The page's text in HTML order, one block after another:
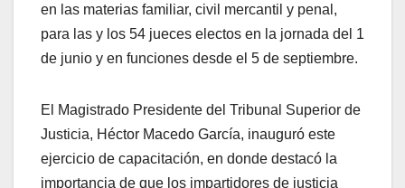
en las materias familiar, civil mercantil y penal,
para las y los 54 jueces electos en la jornada del 1
de junio y en funciones desde el 5 de septiembre.
El Magistrado Presidente del Tribunal Superior de
Justicia, Héctor Macedo García, inauguró este
ejercicio de capacitación, en donde destacó la
importancia de que los impartidores de justicia